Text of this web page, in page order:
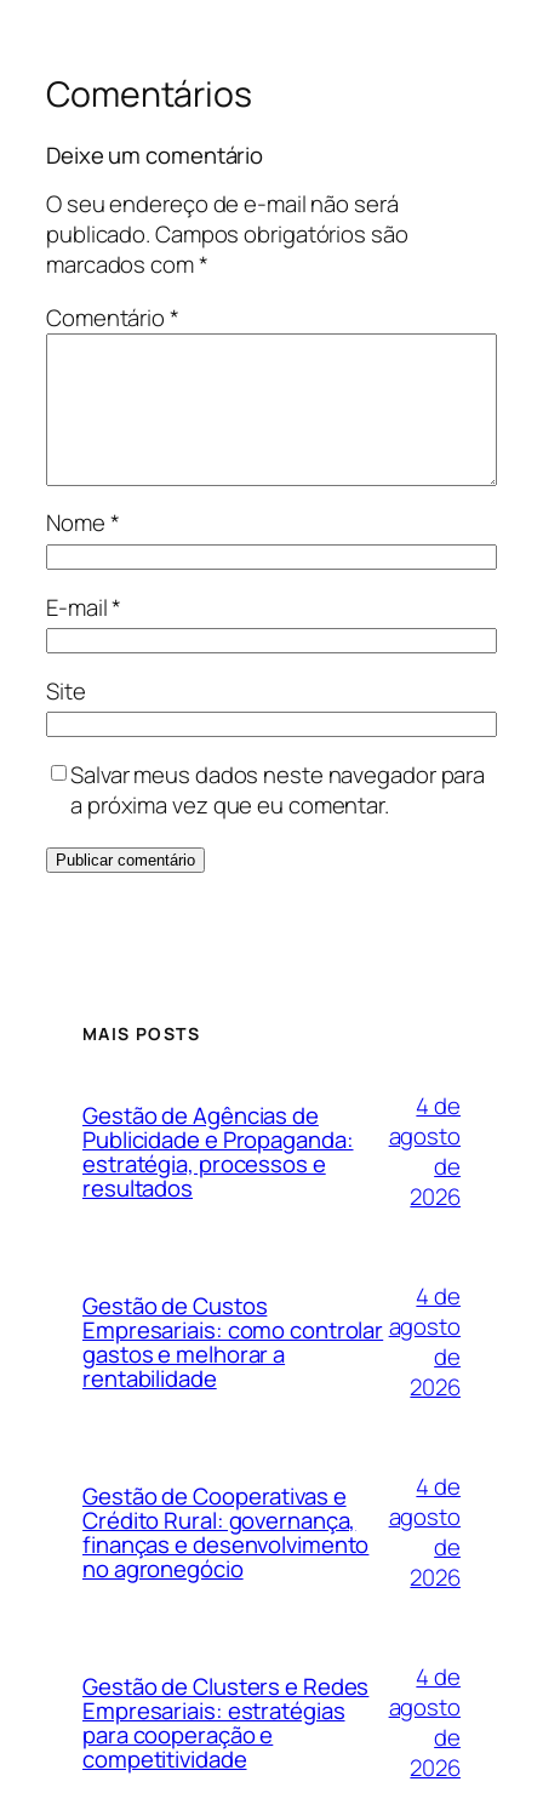
Comentários
Deixe um comentário
O seu endereço de e-mail não será
publicado.Campos obrigatórios são
marcados com*
Comentário*
Nome*
E-mail*
Site
Salvar meus dados neste navegador para
a próxima vez que eu comentar.
MAIS POSTS
Gestão de Agências de
Publicidade e Propaganda:
estratégia, processos e
resultados
4 de
agosto
de
2026
Gestão de Custos
Empresariais: como controlar
gastos e melhorar a
rentabilidade
4 de
agosto
de
2026
Gestão de Cooperativas e
Crédito Rural: governança,
finanças e desenvolvimento
no agronegócio
4 de
agosto
de
2026
Gestão de Clusters e Redes
Empresariais: estratégias
para cooperação e
competitividade
4 de
agosto
de
2026